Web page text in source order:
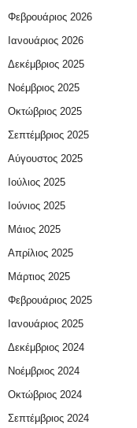
Φεβρουάριος 2026
Ιανουάριος 2026
Δεκέμβριος 2025
Νοέμβριος 2025
Οκτώβριος 2025
Σεπτέμβριος 2025
Αύγουστος 2025
Ιούλιος 2025
Ιούνιος 2025
Μάιος 2025
Απρίλιος 2025
Μάρτιος 2025
Φεβρουάριος 2025
Ιανουάριος 2025
Δεκέμβριος 2024
Νοέμβριος 2024
Οκτώβριος 2024
Σεπτέμβριος 2024